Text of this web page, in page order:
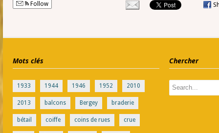
Follow
Mots clés
1933 1944 1946 1952 2010
2013 balcons Bergey braderie
bétail coiffe coins de rues crue
Chercher